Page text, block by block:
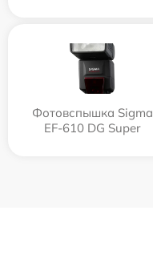
Фотовспышка Sigma
EF-610 DG Super